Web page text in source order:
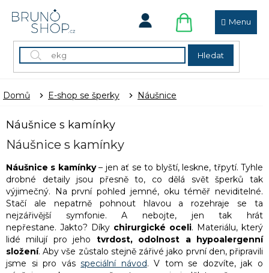
Hledat
NÁKUPNÍ
KOŠÍK
Domů E-shop se šperky Náušnice
Náušnice s kamínky
Náušnice s kamínky
Náušnice s kamínky – jen ať se to blyští, leskne, třpytí. Tyhle
drobné detaily jsou přesně to, co dělá svět šperků tak
výjimečný. Na první pohled jemné, oku téměř neviditelné.
Stačí ale nepatrně pohnout hlavou a rozehraje se ta
nejzářivější symfonie. A nebojte, jen tak hrát
nepřestane. Jakto? Díky chirurgické oceli. Materiálu, který
lidé milují pro jeho
tvrdost, odolnost a hypoalergenní
složení. Aby vše zůstalo stejně zářivé jako první den, připravili
jsme si pro vás speciální návod. V tom se dozvíte, jak o